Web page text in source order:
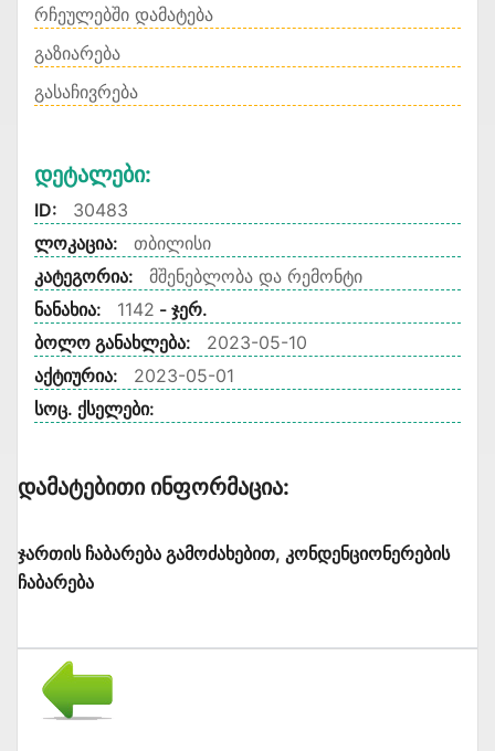
რჩეულებში დამატება
გაზიარება
გასაჩივრება
Დეტალები:
ID:
30483
ლოკაცია:
თბილისი
კატეგორია:
მშენებლობა და რემონტი
ნანახია:
1142 - ჯერ.
ბოლო განახლება:
2023-05-10
აქტიურია:
2023-05-01
სოც. ქსელები:
Დამატებითი Ინფორმაცია:
ჯართის ჩაბარება გამოძახებით, კონდენციონერების
ჩაბარება